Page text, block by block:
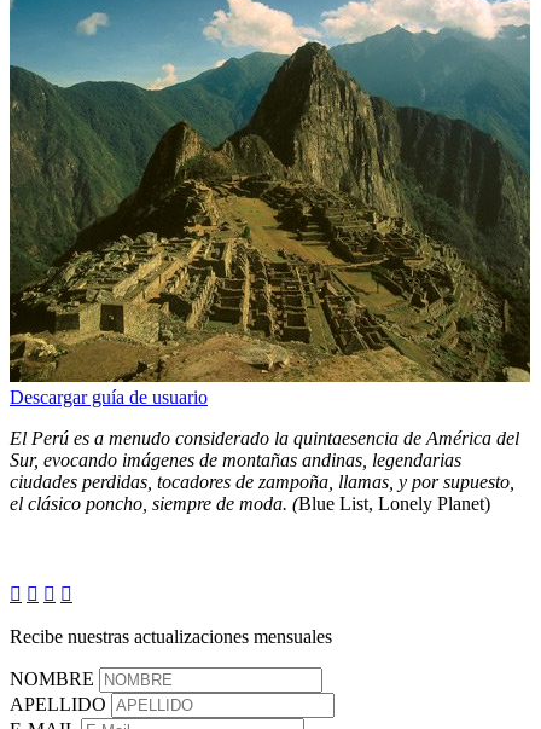
Descargar guía de usuario
El Perú es a menudo considerado la quintaesencia de América del
Sur, evocando imágenes de montañas andinas, legendarias
ciudades perdidas, tocadores de zampoña, llamas, y por supuesto,
el clásico poncho, siempre de moda. (Blue List, Lonely Planet)
   
Recibe nuestras actualizaciones mensuales
NOMBRE
APELLIDO